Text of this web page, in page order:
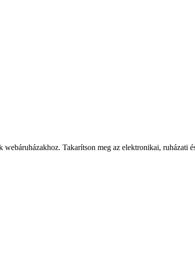
Takarítson meg az elektronikai, ruházati